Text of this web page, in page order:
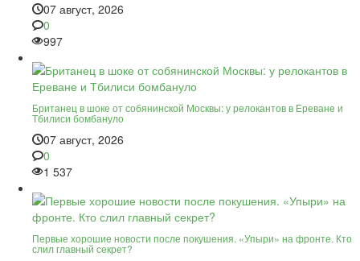
07 август, 2026
0
997
Британец в шоке от собянинской Москвы: у релокантов в Ереване и
Тбилиси бомбануло
07 август, 2026
0
1 537
Первые хорошие новости после покушения. «Упыри» на фронте. Кто
слил главный секрет?